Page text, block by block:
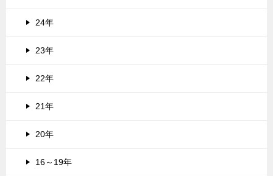
24年
23年
22年
21年
20年
16～19年